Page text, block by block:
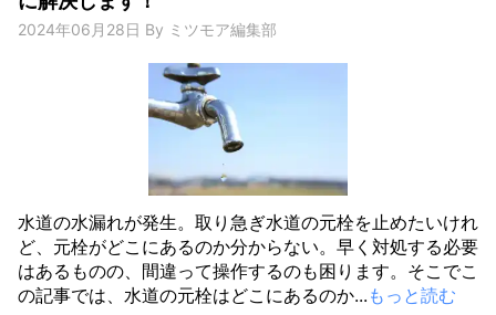
2024年06月28日 By ミツモア編集部
水道の水漏れが発生。取り急ぎ水道の元栓を止めたいけれ
ど、元栓がどこにあるのか分からない。早く対処する必要
はあるものの、間違って操作するのも困ります。そこでこ
の記事では、水道の元栓はどこにあるのか... もっと読む